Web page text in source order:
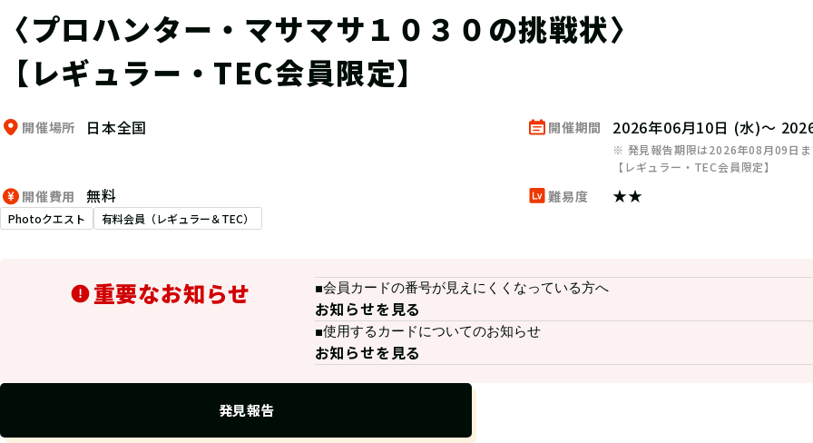
〈プロハンター・マサマサ１０３０の挑戦状〉
【レギュラー・TEC会員限定】
開催場所 日本全国 開催期間 2026年06月10日 (水)～
※ 発見報告期限は2026年08月09日ま
【レギュラー・TEC会員限定】
開催費用 無料 難易度 ★★
Photoクエスト 有料会員（レギュラー＆TEC）
重要なお知らせ ■会員カードの番号が見えにくくなっている方へ
お知らせを見る
■使用するカードについてのお知らせ
お知らせを見る
発見報告